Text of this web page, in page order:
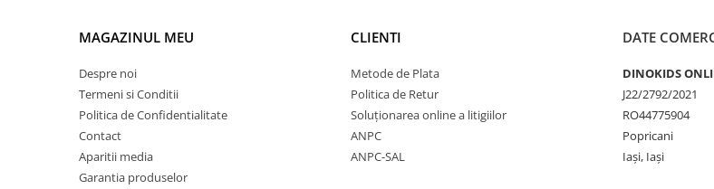
MAGAZINUL MEU
Despre noi
Termeni si Conditii
Politica de Confidentialitate
Contact
Aparitii media
Garantia produselor
CLIENTI
Metode de Plata
Politica de Retur
Soluționarea online a litigiilor
ANPC
ANPC-SAL
DATE
DINOKIDS
J22/2792/2021
RO44775904
Popricani
Iași, Iași